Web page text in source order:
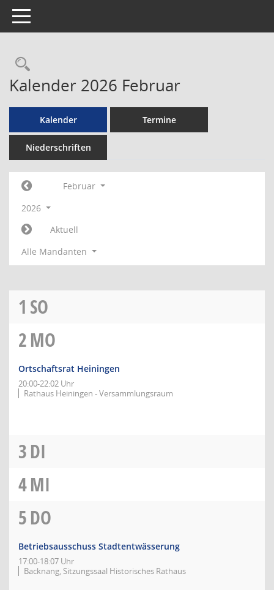
Toggle navigation
Rechercheauswahl
Kalender 2026 Februar
Kalender Termine
Niederschriften
Februar
2026
Aktuell
Alle Mandanten
1 SO
2MO
Ortschaftsrat Heiningen
20:00-22:02 Uhr
Rathaus Heiningen - Versammlungsraum
3DI
4MI
5DO
Betriebsausschuss Stadtentwässerung
17:00-18:07 Uhr
Backnang, Sitzungssaal Historisches Rathaus